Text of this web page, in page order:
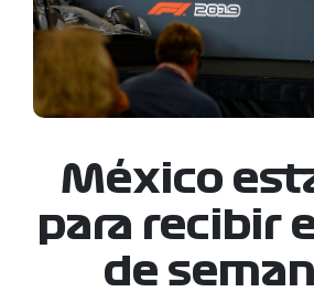
México
para recibir
de